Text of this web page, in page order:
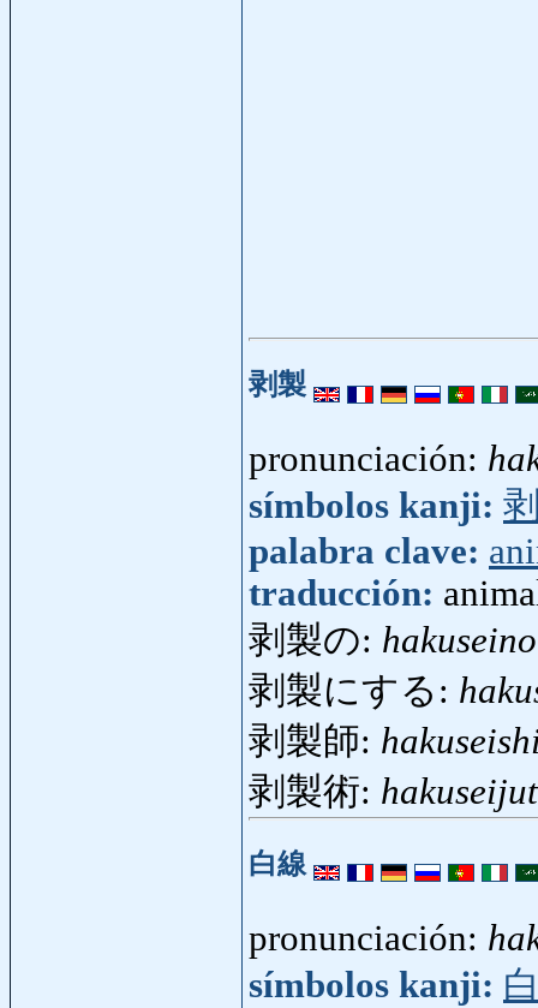
剥製
pronunciación:
símbolos kanji:
palabra clave:
traducción:
剥製の: hakuseino
剥製にする:
剥製師:
剥製術:
白線
pronunciación:
símbolos kanji: